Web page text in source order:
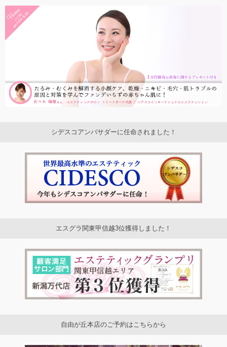
シデスコアンバサダーに任命されました！
エスグラ関東甲信越3位獲得しました！
自由が丘本店のご予約はこちらから